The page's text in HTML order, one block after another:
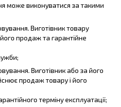
може виконуватися за такими
Виготівник товару
продаж та гарантійне
Виготівник або за його
продаж товару і його
терміну експлуатації;